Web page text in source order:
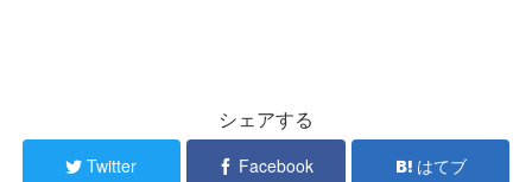
シェアする
Twitter Facebook はてブ